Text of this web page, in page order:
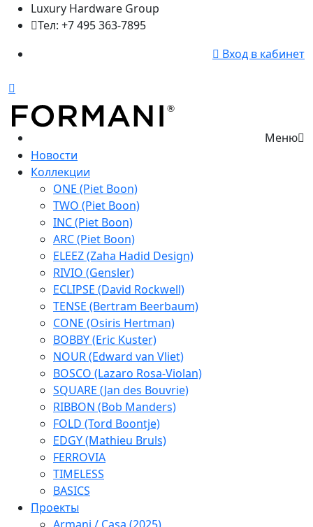
Luxury Hardware Group
Тел: +7 495 363-7895
Вход в кабинет
Меню
Новости
Коллекции
ONE (Piet Boon)
TWO (Piet Boon)
INC (Piet Boon)
ARC (Piet Boon)
ELEEZ (Zaha Hadid Design)
RIVIO (Gensler)
ECLIPSE (David Rockwell)
TENSE (Bertram Beerbaum)
CONE (Osiris Hertman)
BOBBY (Eric Kuster)
NOUR (Edward van Vliet)
BOSCO (Lazaro Rosa-Violan)
SQUARE (Jan des Bouvrie)
RIBBON (Bob Manders)
FOLD (Tord Boontje)
EDGY (Mathieu Bruls)
FERROVIA
TIMELESS
BASICS
Проекты